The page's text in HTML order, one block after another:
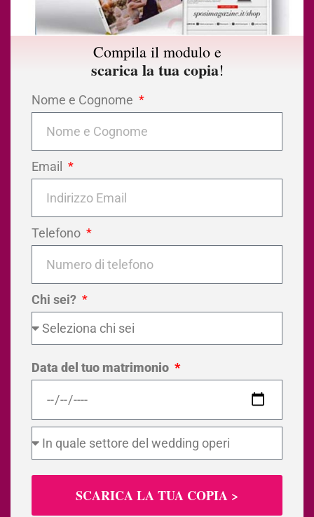
Compila il modulo e
scarica la tua copia!
Nome e Cognome
Email
Telefono
Chi sei?
Data del tuo matrimonio
SCARICA LA TUA COPIA >